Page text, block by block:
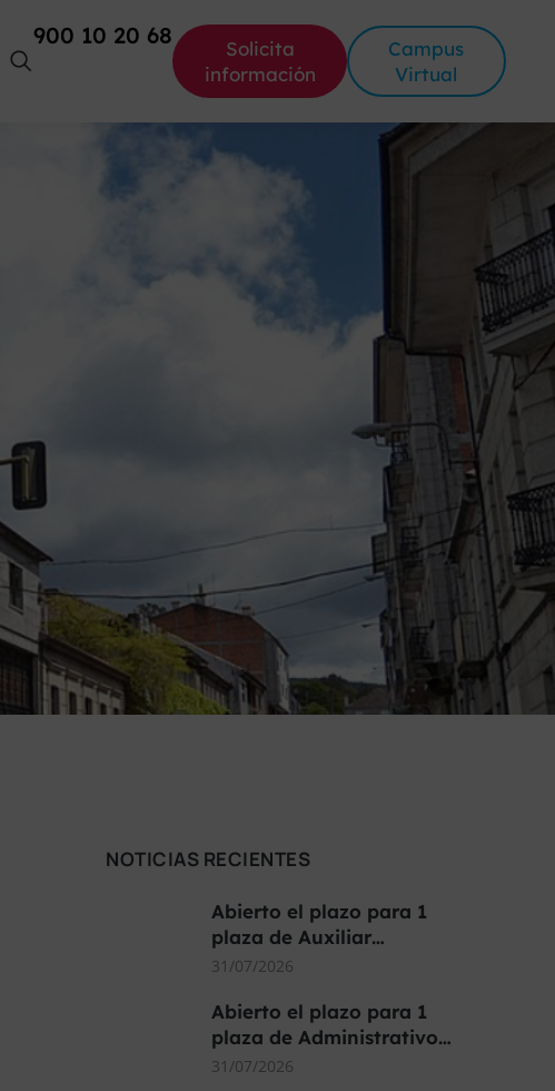
900 10 20 68
Solicita
información
Campus
Virtual
NOTICIAS RECIENTES
Abierto el plazo para 1
plaza de Auxiliar…
31/07/2026
Abierto el plazo para 1
plaza de Administrativo…
31/07/2026